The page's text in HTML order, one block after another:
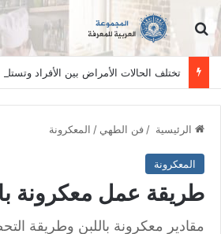
ابحث عن
الرئيسية /فن الطهي / المعكرونة
المعكرونة
طريقة عمل معكرونة
مقادير معكرونة باللبن وطريقة